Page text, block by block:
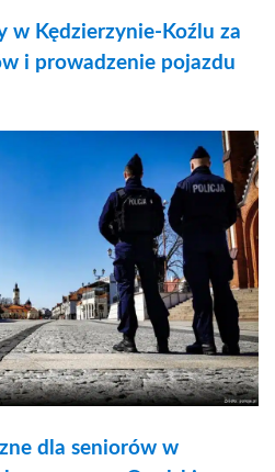
w Kędzierzynie-Koźlu za
i prowadzenie pojazdu
dla seniorów w